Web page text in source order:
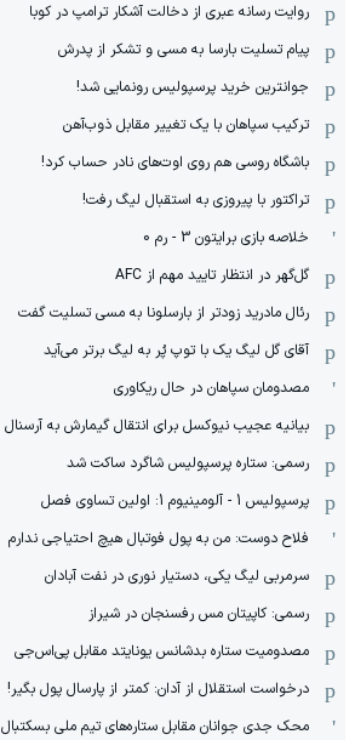
روایت رسانه عبری از دخالت آشکار ترامپ در کوبا
پیام تسلیت بارسا به مسی و تشکر از پدرش
جوانترین خرید پرسپولیس رونمایی شد!
ترکیب سپاهان با یک تغییر مقابل ذوب‌آهن
باشگاه روسی هم روی اوت‌های نادر حساب کرد!
تراکتور با پیروزی به استقبال لیگ رفت!
خلاصه بازی برایتون 3 - رم 0
گل‌گهر در انتظار تایید مهم از ‌AFC
رئال مادرید زودتر از بارسلونا به مسی تسلیت گفت
آقای گل لیگ یک با توپ پُر به لیگ برتر می‌آید
مصدومان سپاهان در حال ریکاوری
بیانیه عجیب نیوکسل برای انتقال گیمارش به آرسنال
رسمی: ستاره پرسپولیس شاگرد ساکت شد
پرسپولیس 1 - آلومینیوم 1: اولین تساوی فصل
فلاح دوست: من به پول فوتبال هیچ احتیاجی ندارم
سرمربی لیگ یکی، دستیار نوری در نفت آبادان
رسمی: کاپیتان مس رفسنجان در شیراز
مصدومیت ستاره بدشانس یونایتد مقابل پی‌اس‌جی
درخواست استقلال از آدان: کمتر از پارسال پول بگیر!
محک جدی ‌جوانان مقابل ستاره‌های تیم ملی بسکتبال